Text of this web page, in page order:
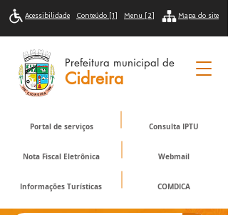
Portal de serviços Consulta IPTU
Nota Fiscal Eletrônica
Informações Turísticas COMDICA
Webmail
Acessibilidade Conteúdo [1] Menu [2] Mapa do site
Prefeitura municipal de
Cidreira